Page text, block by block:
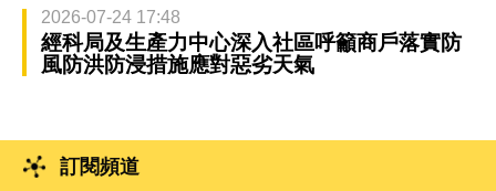
2026-07-24 17:48
經科局及生產力中心深入社區呼籲商戶落實防
風防洪防浸措施應對惡劣天氣
訂閱頻道